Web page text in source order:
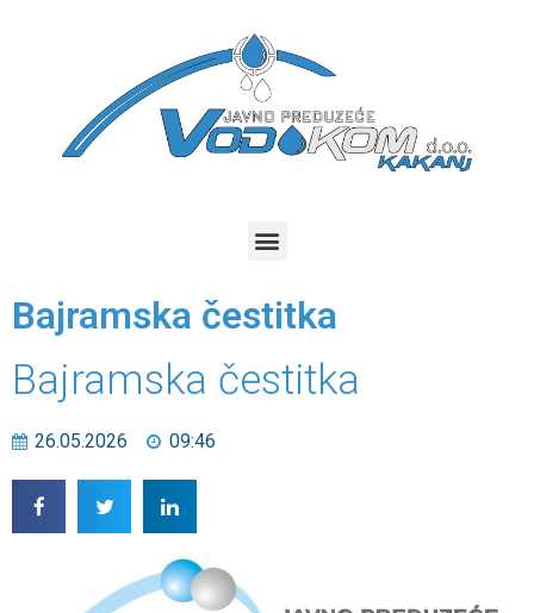
Bajramska čestitka
Bajramska čestitka
26.05.2026 09:46